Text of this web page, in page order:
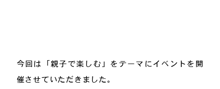
今回は「親子で楽しむ」をテーマにイベントを開
催させていただきました。